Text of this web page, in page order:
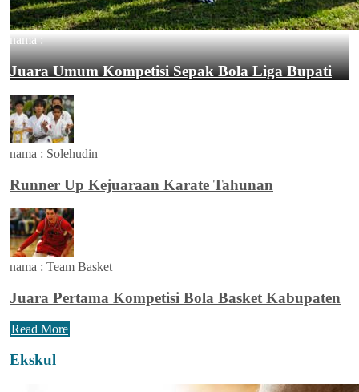
nama :
Juara Umum Kompetisi Sepak Bola Liga Bupati
nama : Solehudin
Runner Up Kejuaraan Karate Tahunan
nama : Team Basket
Juara Pertama Kompetisi Bola Basket Kabupaten
Read More
Ekskul